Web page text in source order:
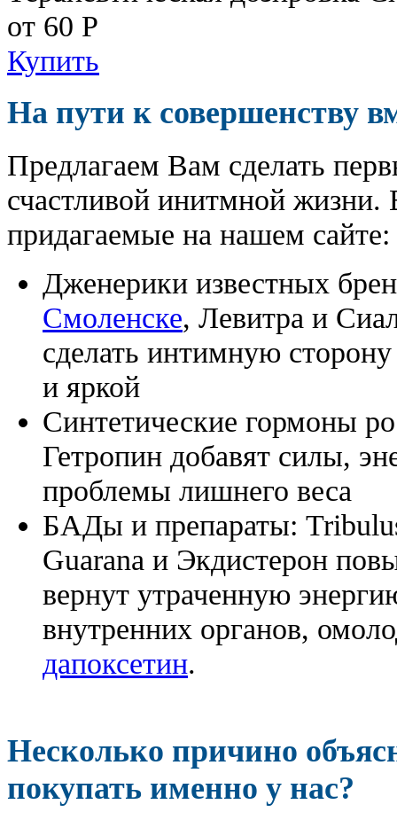
от 60 Р
Купить
На пути к совершенству
Предлагаем Вам сделать
счастливой инитмной жизни.
придагаемые на нашем сайте:
Дженерики известных
Смоленске, Левитра и
сделать интимную
и яркой
Синтетические гормоны
Гетропин добавят силы,
проблемы лишнего веса
БАДы и препараты:
Guarana и Экдистерон
вернут утраченную
внутренних органов,
дапоксетин.
Несколько причино
покупать именно у нас?